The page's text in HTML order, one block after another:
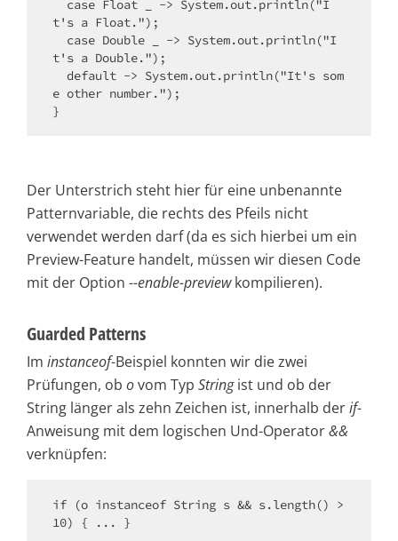
t's a Float.");
t's a Double.");
e other number.");
}
Der Unterstrich steht hier für eine unbenannte
Patternvariable, die rechts des Pfeils nicht
verwendet werden darf (da es sich hierbei um ein
Preview-Feature handelt, müssen wir diesen Code
mit der Option --enable-previewkompilieren).
Guarded Patterns
Im instanceof-Beispiel konnten wir die zwei
Prüfungen, ob ovom Typ Stringist und ob der
String länger als zehn Zeichen ist, innerhalb derif-
Anweisung mit dem logischen Und-Operator&&
verknüpfen:
if (o instanceof String s && s.length() >
10) { ... }